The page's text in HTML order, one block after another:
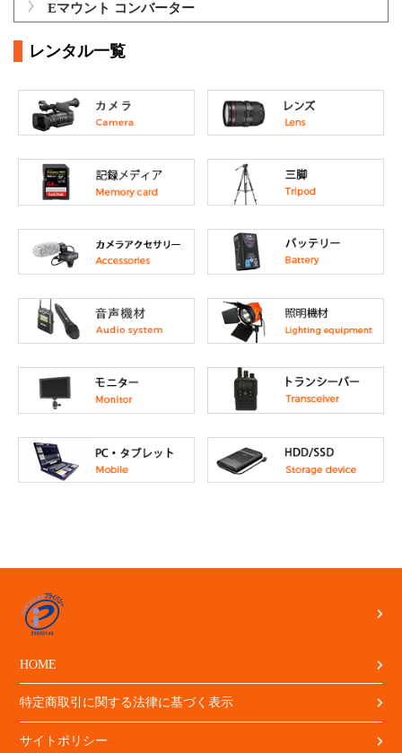
Eマウント コンバーター
レンタル一覧
HOME
特定商取引に関する法律に基づく表示
サイトポリシー